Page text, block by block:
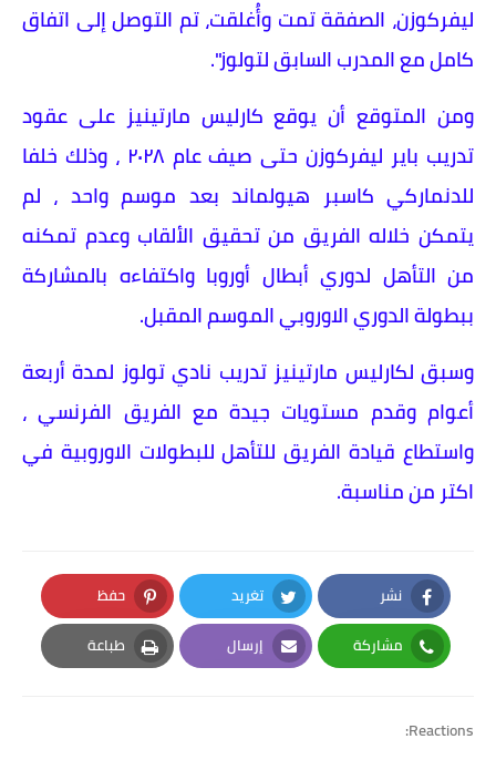
ليفركوزن، الصفقة تمت وأُغلقت، تم التوصل إلى اتفاق
كامل مع المدرب السابق لتولوز".
ومن المتوقع أن يوقع كارليس مارتينيز على عقود
تدريب باير ليفركوزن حتى صيف عام ٢٠٢٨ ، وذلك خلفا
للدنماركي كاسبر هيولماند بعد موسم واحد ، لم
يتمكن خلاله الفريق من تحقيق الألقاب وعدم تمكنه
من التأهل لدوري أبطال أوروبا واكتفاءه بالمشاركة
ببطولة الدوري الاوروبي الموسم المقبل.
وسبق لكارليس مارتينيز تدريب نادي تولوز لمدة أربعة
أعوام وقدم مستويات جيدة مع الفريق الفرنسي ،
واستطاع قيادة الفريق للتأهل للبطولات الاوروبية في
اكتر من مناسبة.
نشر
Facebook
تغريد
Twitter
حفظ
Pinterest
مشاركة
Whatsapp
إرسال
Email
طباعة
Print
Reactions: